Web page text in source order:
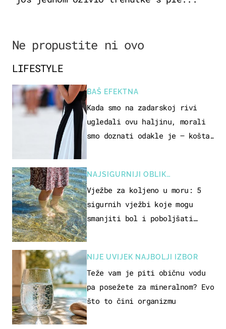
Ne propustite ni ovo
LIFESTYLE
BAŠ EFEKTNA
Kada smo na zadarskoj rivi
ugledali ovu haljinu, morali
smo doznati odakle je – košta
NAJSIGURNIJI OBLIK
REKREACIJE
Vježbe za koljeno u moru: 5
sigurnih vježbi koje mogu
smanjiti bol i poboljšati
NIJE UVIJEK NAJBOLJI IZBOR
Teže vam je piti običnu vodu
pa posežete za mineralnom? Evo
što to čini organizmu